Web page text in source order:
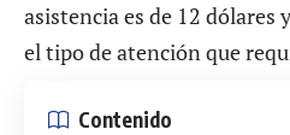
asistencia es de 12 dólares
el tipo de atención que
Contenido